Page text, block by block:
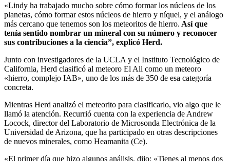
«Lindy ha trabajado mucho sobre cómo formar los núcleos de los
planetas, cómo formar estos núcleos de hierro y níquel, y el análogo
más cercano que tenemos son los meteoritos de hierro. Así que
tenía sentido nombrar un mineral con su número y reconocer
sus contribuciones a la ciencia”, explicó Herd.
Junto con investigadores de la UCLA y el Instituto Tecnológico de
California, Herd clasificó al meteoro El Ali como un meteoro
«hierro, complejo IAB», uno de los más de 350 de esa categoría
concreta.
Mientras Herd analizó el meteorito para clasificarlo, vio algo que le
llamó la atención. Recurrió cuenta con la experiencia de Andrew
Locock, director del Laboratorio de Microsonda Electrónica de la
Universidad de Arizona, que ha participado en otras descripciones
de nuevos minerales, como Heamanita (Ce).
«El primer día que hizo algunos análisis, dijo: «Tienes al menos dos